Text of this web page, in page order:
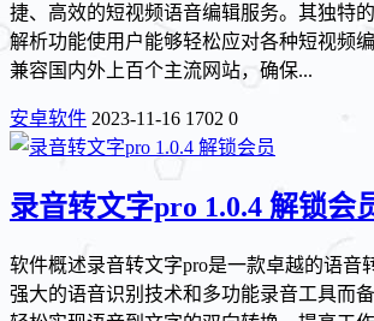
捷、高效的短视频语音编辑服务。其独特
解析功能使用户能够轻松应对各种短视频
兼容国内外上百个主流网站，确保...
安卓软件 2023-11-16 1702 0
录音转文字pro 1.0.4 解锁会
软件概述录音转文字pro是一款卓越的语音
强大的语音识别技术和多功能录音工具而